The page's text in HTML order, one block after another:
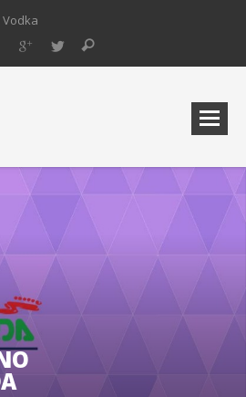
Punch
de vodka para derrubar